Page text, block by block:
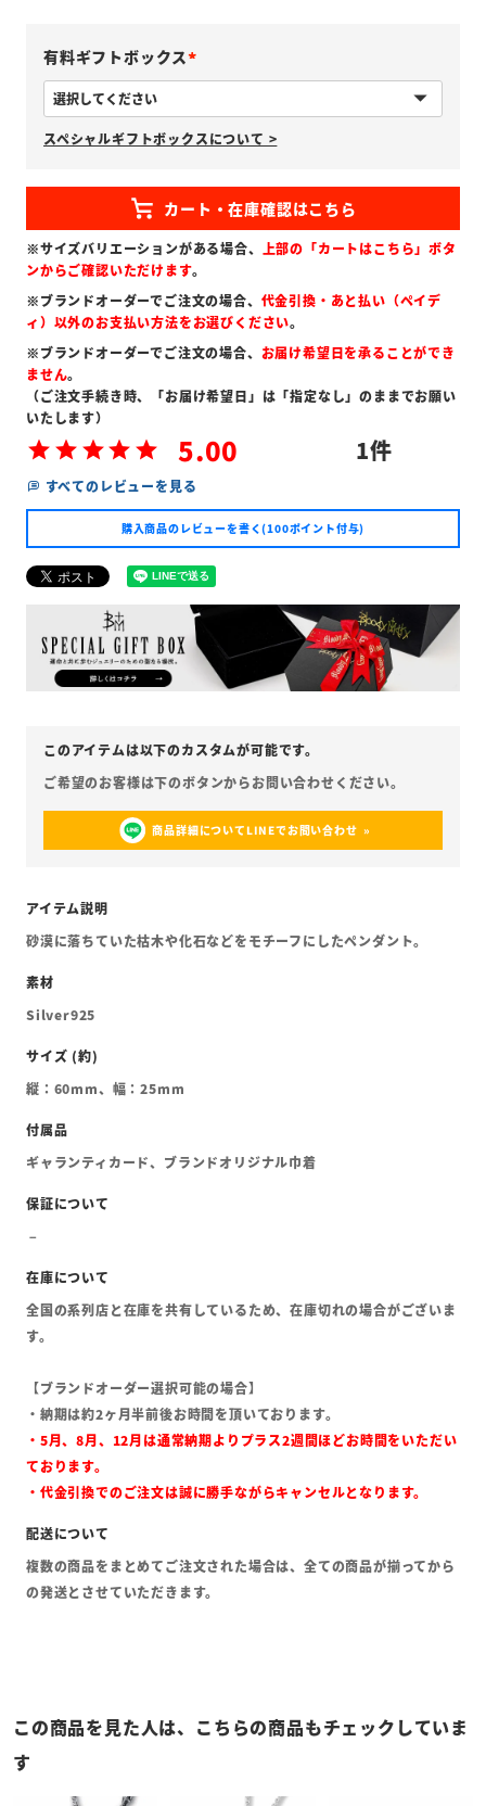
有料ギフトボックス
必
須
)
スペシャルギフトボックスについて >
※サイズバリエーションがある場合、 上部の「カートはこちら」ボタ
ンからご確認いただけます。
※ブランドオーダーでご注文の場合、 代金引換・あと払い（ペイデ
ィ）以外のお支払い方法をお選びください。
※ブランドオーダーでご注文の場合、 お届け希望日を承ることができ
ません。
（ご注文手続き時、「お届け希望日」は「指定なし」のままでお願い
いたします）
5.00 1
すべてのレビューを見る
購入商品のレビューを書く(100ポイント付与)
商品詳細についてLINEでお問い合わせ
砂漠に落ちていた枯木や化石などをモチーフにしたペンダント。
Silver925
縦：60mm、幅：25mm
ギャランティカード、ブランドオリジナル巾着
全国の系列店と在庫を共有しているため、在庫切れの場合がございま
す。
【ブランドオーダー選択可能の場合】
・納期は約2ヶ月半前後お時間を頂いております。
・5月、8月、12月は通常納期よりプラス2週間ほどお時間をいただい
ております。
・代金引換でのご注文は誠に勝手ながらキャンセルとなります。
複数の商品をまとめてご注文された場合は、全ての商品が揃ってから
の発送とさせていただきます。
この商品を見た人は、こちらの商品もチェックしていま
す